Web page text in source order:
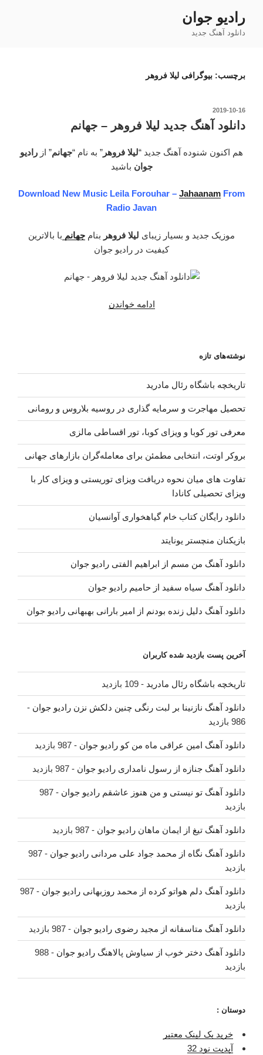
محتوا
رادیو جوان
دانلود آهنگ جدید
برچسب: بیوگرافی لیلا فروهر
نوشته‌شده
2019-10-16
دانلود آهنگ جدید لیلا فروهر – جهانم
هم اکنون شنوده آهنگ جدید “لیلا فروهر ” به نام “جهانم” از رادیو
جوان باشید
Download New Music Leila Forouhar – Jahaanam From
Radio Javan
موزیک جدید و بسیار زیبای لیلا فروهر بنام جهانم با بالاترین
کیفیت در رادیو جوان
ادامه خواندن
–
نوشته‌های تازه
تاریخچه باشگاه رئال مادرید
تحصیل مهاجرت و سرمایه گذاری در روسیه بلاروس و رومانی
معرفی تور کوبا و ویزای کوبا، تور اقساطی مالزی
بروکر اوتت، انتخابی مطمئن برای معامله‌گران بازارهای جهانی
تفاوت های میان نحوه دریافت ویزای توریستی و ویزای کار با
ویزای تحصیلی کانادا
دانلود رایگان کتاب خام گیاهخواری آوانسیان
بازیکنان منچستر یونایتد
دانلود آهنگ من مسم از ابراهیم الفتی رادیو جوان
دانلود آهنگ سیاه سفید از حامیم رادیو جوان
دانلود آهنگ دلیل زنده بودنم از امیر بارانی بهبهانی رادیو جوان
آخرین پست بازدید شده کاربران
تاریخچه باشگاه رئال مادرید - 109 بازدید
دانلود آهنگ نازنینا بر لبت رنگی چنین دلکش نزن رادیو جوان -
986 بازدید
دانلود آهنگ امین عراقی ماه من کو رادیو جوان - 987 بازدید
دانلود آهنگ جنازه از رسول نامداری رادیو جوان - 987 بازدید
دانلود آهنگ تو نیستی و من هنوز عاشقم رادیو جوان
- 987
بازدید
دانلود آهنگ تیغ از ایمان ماهان رادیو جوان - 987 بازدید
دانلود آهنگ نگاه از محمد جواد علی مردانی رادیو جوان
- 987
بازدید
دانلود آهنگ دلم هواتو کرده از محمد روزبهانی رادیو جوان
- 987
بازدید
دانلود آهنگ متاسفانه از مجید رضوی رادیو جوان - 987 بازدید
دانلود آهنگ دختر خوب از سیاوش پالاهنگ رادیو جوان
- 988
بازدید
دوستان :
خرید بک لینک معتبر
آپدیت نود 32